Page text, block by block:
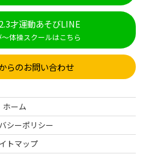
ホーム
シーポリシー
トマップ
才運動あそびLINE
体操スクールはこちら
らのお問い合わせ